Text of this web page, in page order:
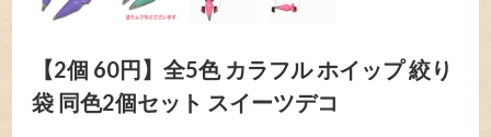
【2個 60円】全5色 カラフル ホイップ 絞り
袋 同色2個セット スイーツデコ